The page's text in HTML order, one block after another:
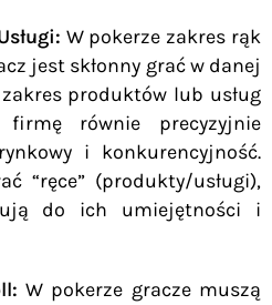
W pokerze zakres rąk
jest skłonny grać w danej
produktów lub usług
firmę równie precyzyjnie
i konkurencyjność.
“ręce” (produkty/usługi),
do ich umiejętności i
W pokerze gracze muszą